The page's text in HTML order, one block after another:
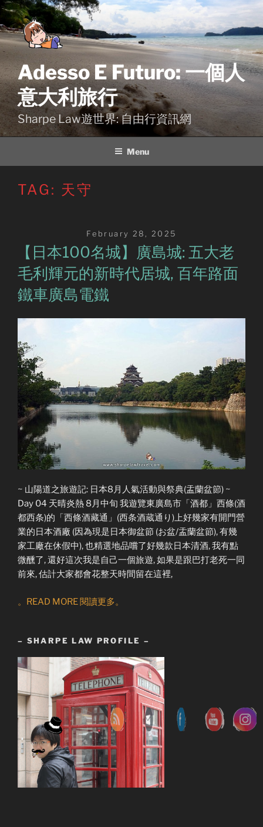
Skip
content
Adesso E Futuro: 一個人
意大利旅行
Sharpe Law遊世界: 自由行資訊網
Menu
TAG: 天守
Posted
on
February 28, 2025
【日本100名城】廣島城: 五大老
毛利輝元的新時代居城, 百年路面
鐵車廣島電鐵
~ 山陽道之旅遊記: 日本8月人氣活動與祭典(盂蘭盆節) ~
Day 04 天晴炎熱 8月中旬 我遊覽東廣島市「酒都」西條(酒
都西条)的「西條酒藏通」(西条酒蔵通り)上好幾家有開門營
業的日本酒廠 (因為現是日本御盆節 (お盆/盂蘭盆節), 有幾
家工廠在休假中), 也精選地品嚐了好幾款日本清酒, 我有點
微醺了, 還好這次我是自己一個旅遊, 如果是跟巴打老死一同
前來, 估計大家都會花整天時間留在這裡,
。READ MORE 閱讀更多。
– SHARPE LAW PROFILE –